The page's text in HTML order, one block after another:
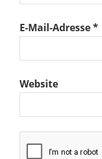
E-Mail-Adresse*
Website